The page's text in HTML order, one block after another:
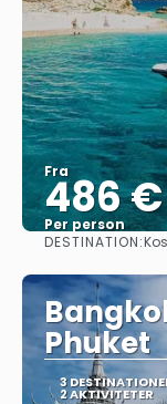
Fra
486 €
Per person
DESTINATION:Kos
Phuket
3
2 AKTIVITETER